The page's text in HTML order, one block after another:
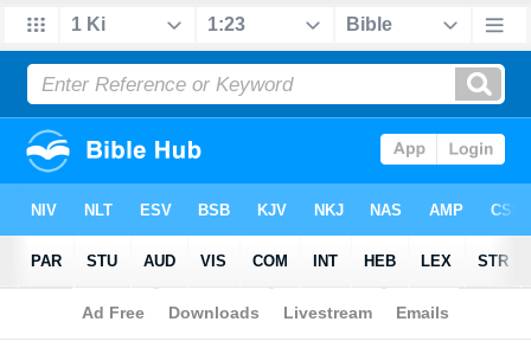
Bible>Hebrew > 1 Kings 1:23